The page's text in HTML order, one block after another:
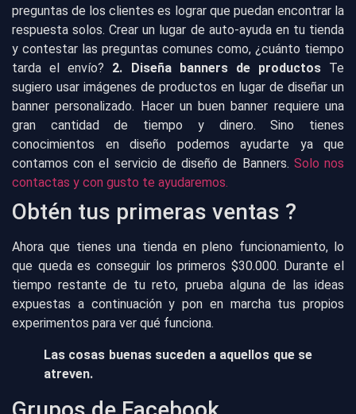
preguntas de los clientes es lograr que puedan encontrar la
respuesta solos. Crear un lugar de auto-ayuda en tu tienda
y contestar las preguntas comunes como, ¿cuánto tiempo
tarda el envío? 2. Diseña banners de productosTe
sugiero usar imágenes de productos en lugar de diseñar un
banner personalizado. Hacer un buen banner requiere una
gran cantidad de tiempo y dinero. Sino tienes
conocimientos en diseño podemos ayudarte ya que
contamos con el servicio de diseño de Banners. Solo nos
contactas y con gusto te ayudaremos.
Obtén tus primeras ventas ?
Ahora que tienes una tienda en pleno funcionamiento, lo
que queda es conseguir los primeros $30.000. Durante el
tiempo restante de tu reto, prueba alguna de las ideas
expuestas a continuación y pon en marcha tus propios
experimentos para ver qué funciona.
Las cosas buenas suceden a aquellos que se
atreven.